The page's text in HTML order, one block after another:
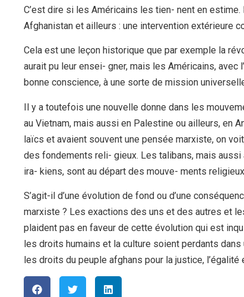
C’est dire si les Américains les tien- nent en
Afghanistan et ailleurs : une intervention extérieure
Cela est une leçon historique que par exemple la
aurait pu leur ensei- gner, mais les Américains,
bonne conscience, à une sorte de mission
Il y a toutefois une nouvelle donne dans les
au Vietnam, mais aussi en Palestine ou ailleurs, en
laïcs et avaient souvent une pensée marxiste, on
des fondements reli- gieux. Les talibans, mais
ira- kiens, sont au départ des mouve- ments
S’agit-il d’une évolution de fond ou d’une
marxiste ? Les exactions des uns et des autres et
plaident pas en faveur de cette évolution qui est
les droits humains et la culture soient perdants
les droits du peuple afghans pour la justice,